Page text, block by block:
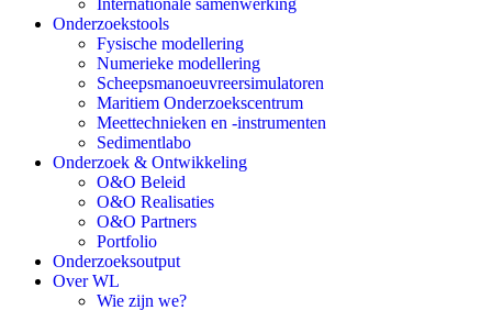
Internationale samenwerking
Onderzoekstools
Fysische modellering
Numerieke modellering
Scheepsmanoeuvreersimulatoren
Maritiem Onderzoekscentrum
Meettechnieken en -instrumenten
Sedimentlabo
Onderzoek & Ontwikkeling
O&O Beleid
O&O Realisaties
O&O Partners
Portfolio
Onderzoeksoutput
Over WL
Wie zijn we?